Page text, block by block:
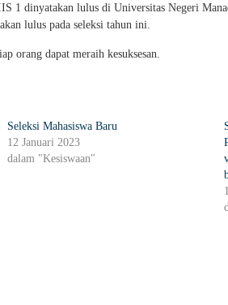
1 dinyatakan lulus di Universitas Negeri
lulus pada seleksi tahun ini.
orang dapat meraih kesuksesan.
Seleksi Mahasiswa Baru
12 Januari 2023
dalam "Kesiswaan"